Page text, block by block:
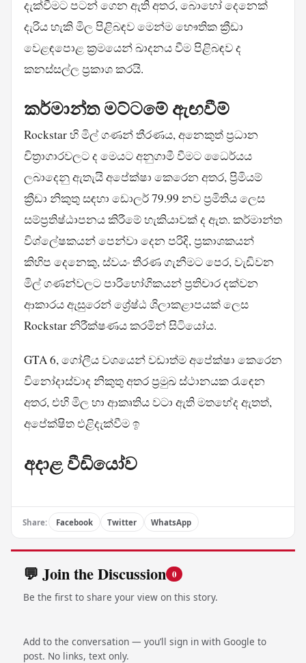
දැක්වීමට පටන් ගෙන ඇති අතර, බොහෝ දෙනෙක්
දැරිය හැකි මිල පිළිබඳව මෙන්ම භෞතික ක්‍රීඩා
වෙළඳපොළ ක්‍රමයෙන් ඛාදනය වීම පිළිබඳව ද
කනස්සල්ල ප්‍රකාශ කරයි.
කර්මාන්ත මට්ටමේ ඇඟවීම්
Rockstar හි මිල් ගණන් තීරණය, අනෙකුත් ප්‍රධාන
චිත්‍රාගාරවලට ද මෙයට අනුගාමී වීමට ධෛර්යය
ලබාදෙනු ඇතැයි අපේක්ෂා කෙරෙන අතර, ප්‍රිමියම්
ක්‍රීඩා නිකුතු සඳහා ඩොලර් 79.99 නව ප්‍රමිතිය ලෙස
සම්ප්‍රතිෂ්ඨාපනය කිරීමේ හැකියාවක් ද ඇත. කර්මාන්ත
විශ්ලේෂකයන් පෙන්වා දෙන පරිදි, ප්‍රකාශකයන්
කිහිප දෙනෙකු, ස්වයං තීරණ ගැනීමට පෙර, වැඩිවන
මිල් ගණන්වලට පාරිභෝගිකයන් ප්‍රතිචාර දක්වන
ආකාරය ඇසුරෙන් ශ්‍රේෂ්ඨ ශිලාකළාපයක් ලෙස
Rockstar නිරීක්ෂණය කරමින් සිටියෝය.
GTA 6, ගෝලීය වශයෙන් වඩාත්ම අපේක්ෂා කෙරෙන
විනෝදාස්වාද නිකුතු අතර ප්‍රමුඛ ස්ථානයක රැඳෙන
අතර, එහි මිල හා ආකෘතිය වටා ඇති මතභේද ඇතත්,
අපේක්ෂිත එළිදැක්වීම ඉ
අදාළ වීඩියෝව
Share: Facebook Twitter WhatsApp
💬 Join the Discussion 0
Be the first to share your view on this story.
Add to the conversation — you’ll sign in with Google to
post. No links, text only.